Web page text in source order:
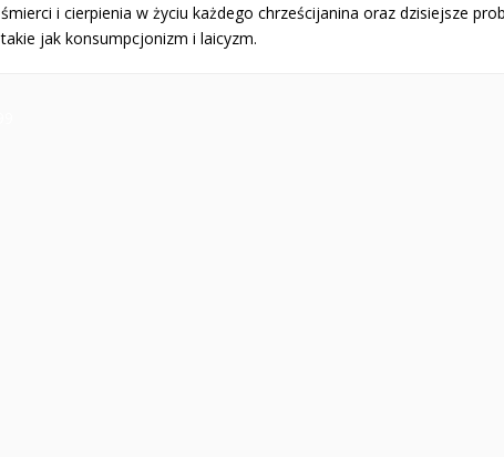
śmierci i cierpienia w życiu każdego chrześcijanina oraz dzisiejsze
takie jak konsumpcjonizm i laicyzm.